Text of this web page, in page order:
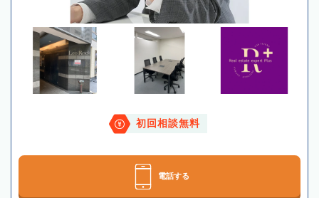
初回相談無料
電話する